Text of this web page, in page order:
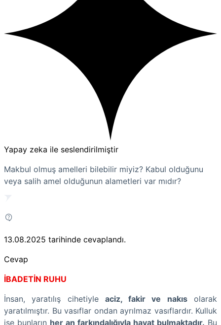
Yapay zeka ile seslendirilmiştir
Makbul olmuş amelleri bilebilir miyiz? Kabul olduğunu
veya salih amel olduğunun alametleri var mıdır?
13.08.2025 tarihinde cevaplandı.
Cevap
İBADETİN RUHU
İnsan, yaratılış cihetiyle aciz, fakir ve nakısolarak
yaratılmıştır. Bu vasıflar ondan ayrılmaz vasıflardır. Kulluk
ise bunların her an farkındalığıyla hayat bulmaktadır. Bu